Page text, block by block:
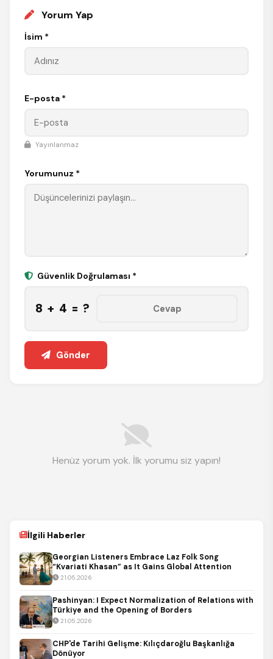
Yorum Yap
İsim *
E-posta *
Yayınlanmaz
Yorumunuz *
Güvenlik Doğrulaması *
8 + 4 = ?
Gönder
Henüz yorum yok. İlk yorumu siz yapın!
İlgili Haberler
Georgian Listeners Embrace Laz Folk Song
“Kvariati Khasan” as It Gains Global Attention
21.05.2026
Pashinyan: I Expect Normalization of Relations with
Türkiye and the Opening of Borders
21.05.2026
CHP'de Tarihi Gelişme: Kılıçdaroğlu Başkanlığa
Dönüyor